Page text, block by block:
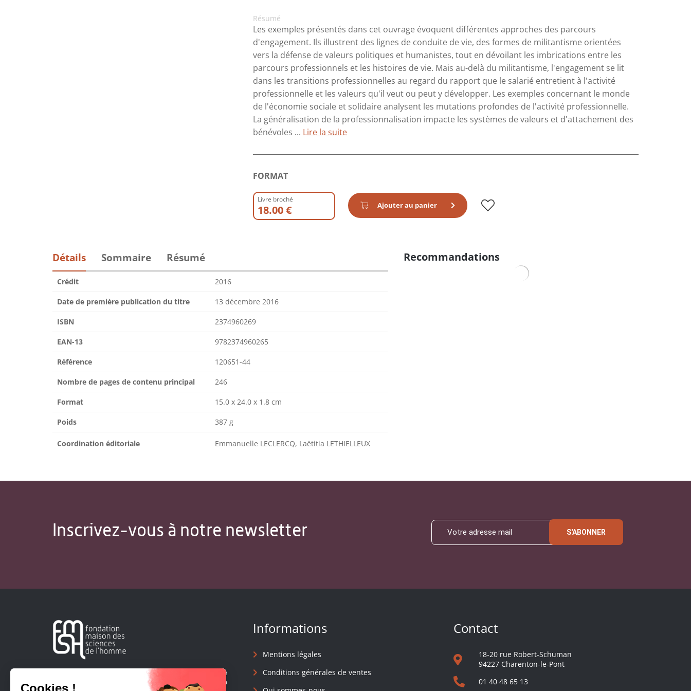
Résumé
Les exemples présentés dans cet ouvrage évoquent différentes approches des parcours
d'engagement. Ils illustrent des lignes de conduite de vie, des formes de militantisme orientées
vers la défense de valeurs politiques et humanistes, tout en dévoilant les imbrications entre les
parcours professionnels et les histoires de vie. Mais au-delà du militantisme, l'engagement se lit
dans les transitions professionnelles au regard du rapport que le salarié entretient à l'activité
professionnelle et les valeurs qu'il veut ou peut y développer. Les exemples concernant le monde
de l'économie sociale et solidaire analysent les mutations profondes de l'activité professionnelle.
La généralisation de la professionnalisation impacte les systèmes de valeurs et d'attachement des
bénévoles ... Lire la suite
FORMAT
Livre broché
18.00 € Ajouter au panier
Détails Sommaire Résumé
Crédit 2016
Date de première publication du titre 13 décembre 2016
ISBN 2374960269
EAN-13 9782374960265
Référence 120651-44
Nombre de pages de contenu principal 246
Format 15.0 x 24.0 x 1.8 cm
Poids 387 g
Coordination éditoriale Emmanuelle LECLERCQ, Laëtitia LETHIELLEUX
Recommandations
Inscrivez-vous à notre newsletter S'ABONNER
Créée en 1963, la Fondation Maison Sciences de l'Homme
soutient la recherche et la diffusion des connaissances en
Informations
Mentions légales
Conditions générales de ventes
Contact
18-20 rue Robert-Schuman
94227 Charenton-le-Pont
01 40 48 65 13